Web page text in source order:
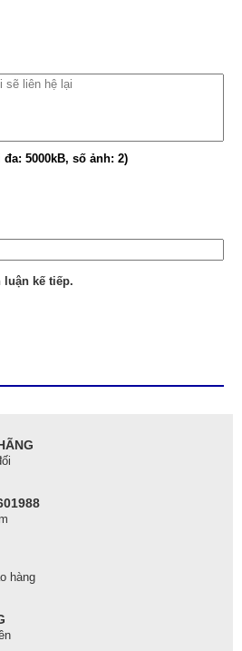
5000kB, số ảnh: 2)
kế tiếp.
hàng